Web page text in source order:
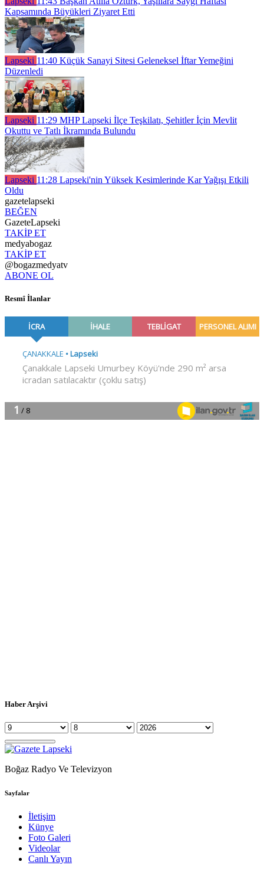
Kapsamında Büyükleri Ziyaret Etti
Lapseki 11:40 Küçük Sanayi Sitesi Geleneksel İftar Yemeğini
Düzenledi
Lapseki 11:29 MHP Lapseki İlçe Teşkilatı, Şehitler İçin Mevlit
Okuttu ve Tatlı İkramında Bulundu
Lapseki 11:28 Lapseki'nin Yüksek Kesimlerinde Kar Yağışı Etkili
Oldu
gazetelapseki
BEĞEN
GazeteLapseki
TAKİP ET
medyabogaz
TAKİP ET
@bogazmedyatv
ABONE OL
Resmî İlanlar
Haber Arşivi
Boğaz Radyo Ve Televizyon
Sayfalar
İletişim
Künye
Foto Galeri
Videolar
Canlı Yayın